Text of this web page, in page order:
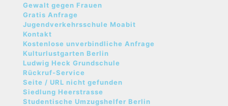
Gewalt gegen Frauen
Gratis Anfrage
Jugendverkehrsschule Moabit
Kontakt
Kostenlose unverbindliche Anfrage
Kulturlustgarten Berlin
Ludwig Heck Grundschule
Rückruf-Service
Seite / URL nicht gefunden
Siedlung Heerstrasse
Studentische Umzugshelfer Berlin